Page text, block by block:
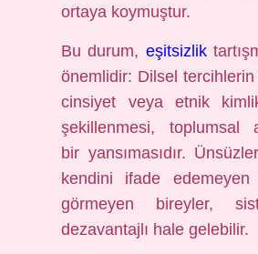
ortaya koymuştur.
Bu durum, eşitsizlik
önemlidir: Dilsel tercihlerin
cinsiyet veya etnik
şekillenmesi, toplumsal
bir yansımasıdır.
kendini ifade edemeyen
görmeyen bireyler,
dezavantajlı hale gelebilir.